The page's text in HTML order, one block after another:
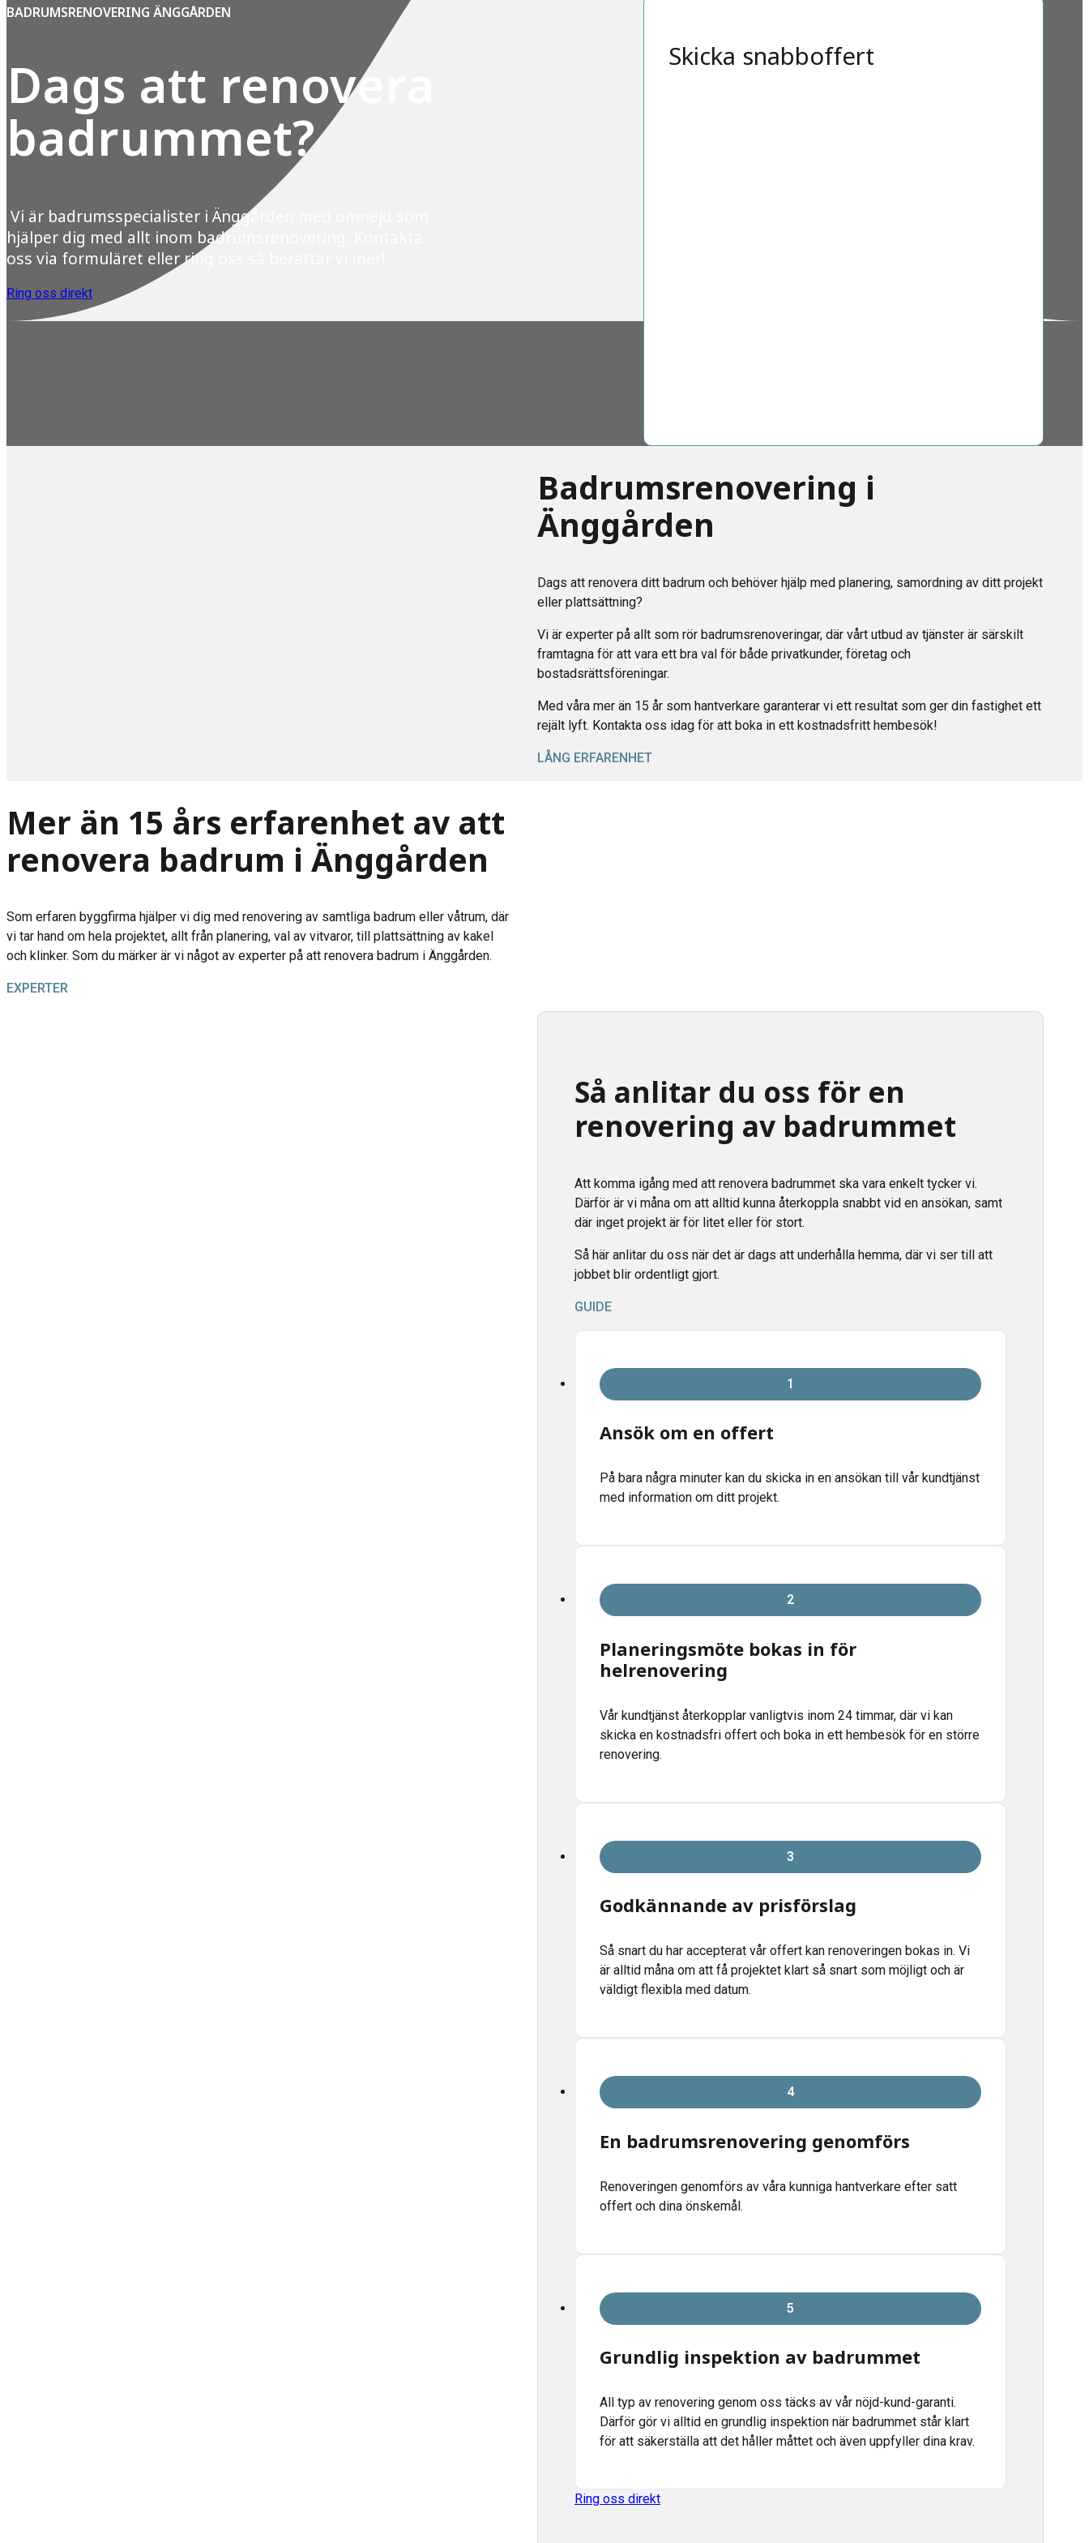
BADRUMSRENOVERING ÄNGGÅRDEN
Dags att renovera
badrummet?
Vi är badrumsspecialister i Änggården med omnejd som
hjälper dig med allt inom badrumsrenovering. Kontakta
oss via formuläret eller ring oss så berättar vi mer!
Ring oss direkt
Skicka snabboffert
Badrumsrenovering i
Änggården
Dags att renovera ditt badrum och behöver hjälp med planering, samordning av ditt projekt
eller plattsättning?
Vi är experter på allt som rör badrumsrenoveringar, där vårt utbud av tjänster är särskilt
framtagna för att vara ett bra val för både privatkunder, företag och
bostadsrättsföreningar.
Med våra mer än 15 år som hantverkare garanterar vi ett resultat som ger din fastighet ett
rejält lyft. Kontakta oss idag för att boka in ett kostnadsfritt hembesök!
LÅNG ERFARENHET
Mer än 15 års erfarenhet av att
renovera badrum i Änggården
Som erfaren byggfirma hjälper vi dig med renovering av samtliga badrum eller våtrum, där
vi tar hand om hela projektet, allt från planering, val av vitvaror, till plattsättning av kakel
och klinker. Som du märker är vi något av experter på att renovera badrum i Änggården.
EXPERTER
Så anlitar du oss för en
renovering av badrummet
Att komma igång med att renovera badrummet ska vara enkelt tycker vi.
Därför är vi måna om att alltid kunna återkoppla snabbt vid en ansökan, samt
där inget projekt är för litet eller för stort.
Så här anlitar du oss när det är dags att underhålla hemma, där vi ser till att
jobbet blir ordentligt gjort.
GUIDE
1
Ansök om en offert
På bara några minuter kan du skicka in en ansökan till vår kundtjänst
med information om ditt projekt.
2
Planeringsmöte bokas in för
helrenovering
Vår kundtjänst återkopplar vanligtvis inom 24 timmar, där vi kan
skicka en kostnadsfri offert och boka in ett hembesök för en större
renovering.
3
Godkännande av prisförslag
Så snart du har accepterat vår offert kan renoveringen bokas in. Vi
är alltid måna om att få projektet klart så snart som möjligt och är
väldigt flexibla med datum.
4
En badrumsrenovering genomförs
Renoveringen genomförs av våra kunniga hantverkare efter satt
offert och dina önskemål.
5
Grundlig inspektion av badrummet
All typ av renovering genom oss täcks av vår nöjd-kund-garanti.
Därför gör vi alltid en grundlig inspektion när badrummet står klart
för att säkerställa att det håller måttet och även uppfyller dina krav.
Ring oss direkt